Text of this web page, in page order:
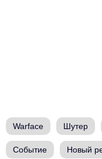
Warface Шутер
Событие Новый